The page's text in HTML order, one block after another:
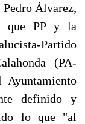
Álvarez,
que PP y la
Partido
(PA-
Ayuntamiento
definido y
lo que "al